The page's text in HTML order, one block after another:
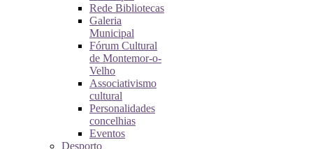
Rede Bibliotecas
Galeria
Municipal
Fórum Cultural
de Montemor-o-
Velho
Associativismo
cultural
Personalidades
concelhias
Eventos
Desporto